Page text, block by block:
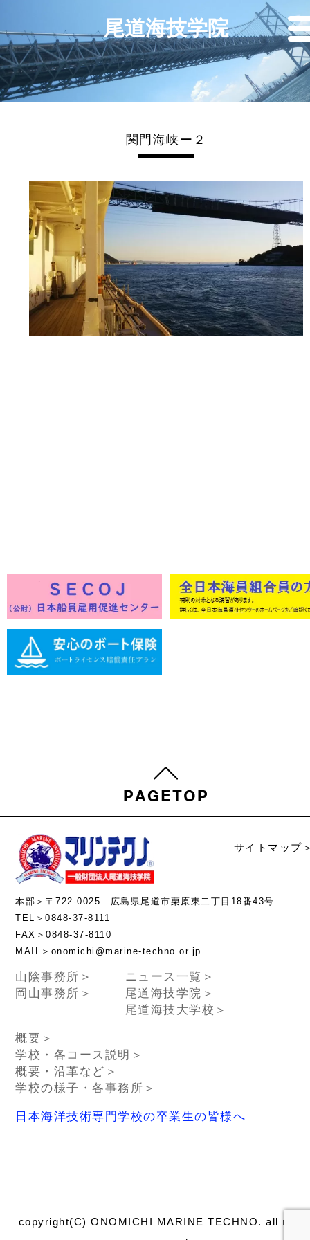
関門海峡ー２
サイトマップ
本部＞〒722-0025 広島県尾道市栗原東二丁目18番43号
TEL＞0848-37-8111
FAX＞0848-37-8110
MAIL＞onomichi@marine-techno.or.jp
山陰事務所＞
岡山事務所＞
ニュース一覧＞
尾道海技学院＞
尾道海技大学校＞
概要＞
学校・各コース説明＞
概要・沿革など＞
学校の様子・各事務所＞
日本海洋技術専門学校の卒業生の皆様へ
copyright(C) ONOMICHI MARINE TECHNO. all
尾道海技学院